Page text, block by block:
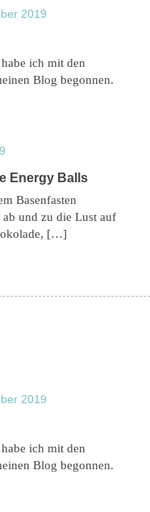
2019
ich mit den
Blog begonnen.
Energy Balls
Basenfasten
und zu die Lust auf
[…]
2019
ich mit den
Blog begonnen.